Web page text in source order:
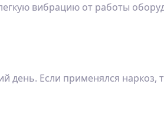
вибрацию от работы
день. Если применялся наркоз,